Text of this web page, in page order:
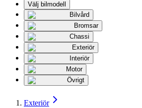
Välj bilmodell
Bilvård
Bromsar
Chassi
Exteriör
Interiör
Motor
Övrigt
Exteriör